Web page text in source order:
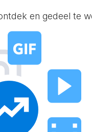
en gedeel te